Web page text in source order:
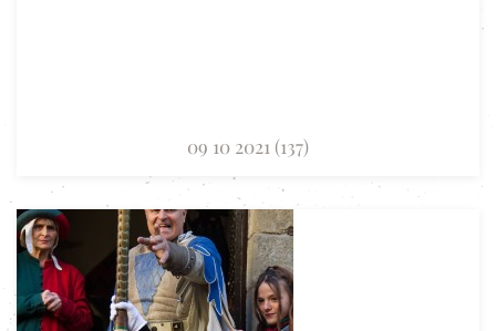
09 10 2021 (137)